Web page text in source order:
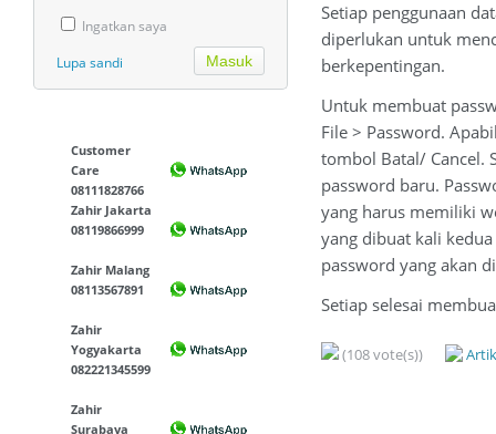
Ingatkan saya
Lupa sandi
Customer
Care
08111828766
Zahir Jakarta
08119866999
Zahir Malang
08113567891
Zahir
Yogyakarta
082221345599
Zahir
Surabaya
Setiap penggunaan
diperlukan untuk
berkepentingan.
Untuk membuat
File > Password.
tombol Batal/ Cancel.
password baru.
yang harus memiliki
yang dibuat kali
password yang akan
Setiap selesai
(108 vote(s))